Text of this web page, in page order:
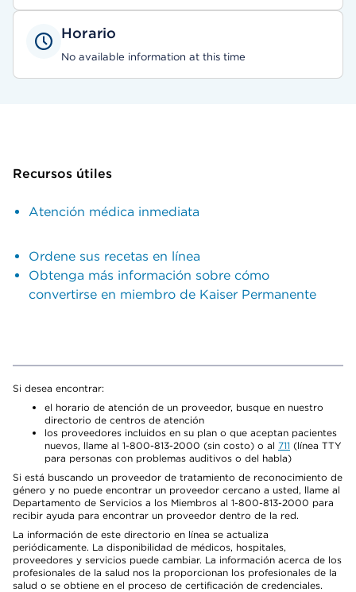
Horario
No available information at this time
Recursos útiles
Atención médica inmediata
Ordene sus recetas en línea
Obtenga más información sobre cómo
convertirse en miembro de Kaiser Permanente
Si desea encontrar:
el horario de atención de un proveedor, busque en nuestro
directorio de centros de atención
los proveedores incluidos en su plan o que aceptan pacientes
nuevos, llame al 1-800-813-2000 (sin costo) o al 711 (línea TTY
para personas con problemas auditivos o del habla)
Si está buscando un proveedor de tratamiento de reconocimiento de
género y no puede encontrar un proveedor cercano a usted, llame al
Departamento de Servicios a los Miembros al 1-800-813-2000 para
recibir ayuda para encontrar un proveedor dentro de la red.
La información de este directorio en línea se actualiza
periódicamente. La disponibilidad de médicos, hospitales,
proveedores y servicios puede cambiar. La información acerca de los
profesionales de la salud nos la proporcionan los profesionales de la
salud o se obtiene en el proceso de certificación de credenciales.